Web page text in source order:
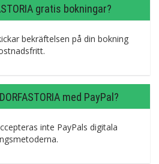
gratis bokningar?
bekräftelsen på din bokning
med PayPal?
inte PayPals digitala